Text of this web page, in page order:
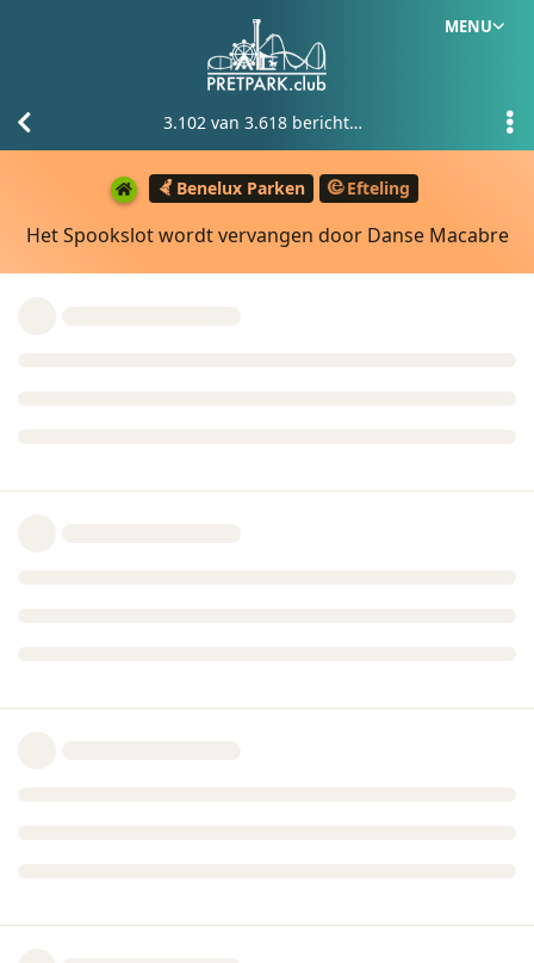
MENU
Benelux Parken Efteling
Het Spookslot wordt vervangen door Danse Macabre
3.102 van 3.618 berichten